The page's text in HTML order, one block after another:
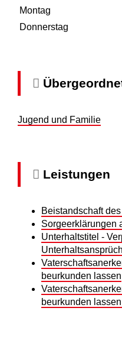
Montag
Donnerstag
Jugend und Familie
Leistungen
Beistandschaft
Sorgeerklärungen
Unterhaltstitel -
beurkunden lassen
beurkunden